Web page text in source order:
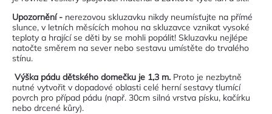
Upozornění - nerezovou skluzavku nikdy neumísťujte na přímé
slunce, v letních měsících mohou na skluzavce vznikat vysoké
teploty a hrající se děti by se mohli popálit! Skluzavku nejlépe
natočte směrem na sever nebo sestavu umístěte do trvalého
stínu.
Výška pádu dětského domečku je 1,3 m. Proto je nezbytně
nutné vytvořit v dopadové oblasti celé herní sestavy tlumící
povrch pro případ pádu (např. 30cm silná vrstva písku, kačírku
nebo drcené kůry).